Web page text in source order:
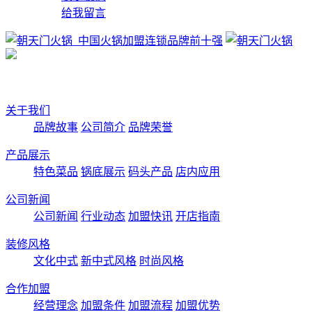
给我留言
关于我们
品牌故事 公司简介 品牌荣誉
产品展示
特色菜品 锅底展示 码头产品 店内应用
公司新闻
公司新闻 行业动态 加盟快讯 开店指南
装修风格
文化中式 新中式风格 时尚风格
合作加盟
经营理念 加盟条件 加盟流程 加盟优势